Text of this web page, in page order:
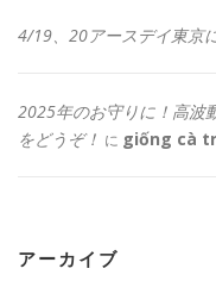
4/19、20アースデイ東京
2025年のお守りに！高波
をどうぞ！ に giống cà
アーカイブ